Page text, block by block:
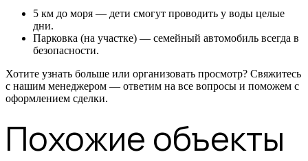
5 км до моря — дети смогут проводить у воды целые
дни.
Парковка (на участке) — семейный автомобиль всегда в
безопасности.
Хотите узнать больше или организовать просмотр? Свяжитесь
с нашим менеджером — ответим на все вопросы и поможем с
оформлением сделки.
Похожие объекты